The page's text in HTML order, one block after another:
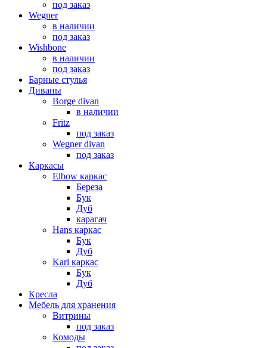
под заказ
Wegner
в наличии
под заказ
Wishbone
в наличии
под заказ
Барные стулья
Диваны
Borge divan
в наличии
Fritz
под заказ
Wegner divan
под заказ
Каркасы
Elbow каркас
Береза
Бук
Дуб
карагач
Hans каркас
Бук
Дуб
Karl каркас
Бук
Дуб
Кресла
Мебель для хранения
Витрины
под заказ
Комоды